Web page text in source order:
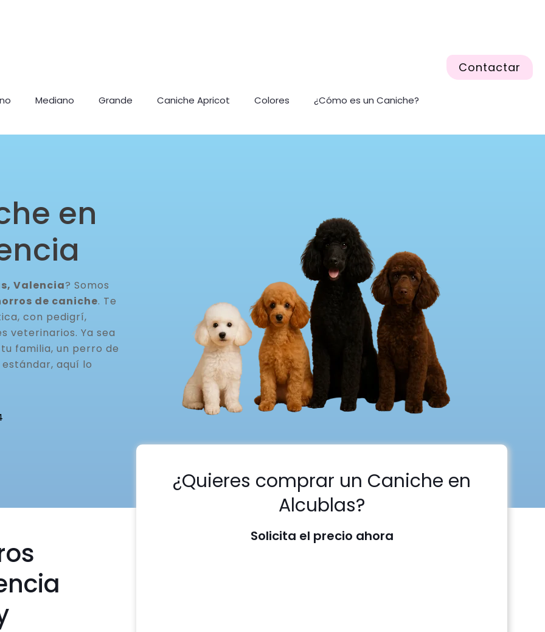
Mediano Grande Caniche Apricot Colores ¿Cómo es un Caniche?
Contactar
en
Valencia? Somos
de caniche. Te
con pedigrí,
veterinarios. Ya sea
familia, un perro de
aquí lo
¿Quieres comprar un Caniche en
Alcublas?
Solicita el precio ahora